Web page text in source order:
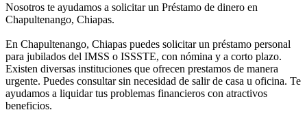
Nosotros te ayudamos a solicitar un Préstamo de dinero en
Chapultenango, Chiapas.
En Chapultenango, Chiapas puedes solicitar un préstamo personal
para jubilados del IMSS o ISSSTE, con nómina y a corto plazo.
Existen diversas instituciones que ofrecen prestamos de manera
urgente. Puedes consultar sin necesidad de salir de casa u oficina. Te
ayudamos a liquidar tus problemas financieros con atractivos
beneficios.